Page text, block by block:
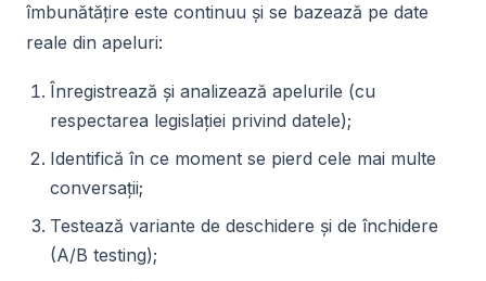
îmbunătățire este continuu și se bazează pe date
reale din apeluri:
Înregistrează și analizează apelurile (cu
respectarea legislației privind datele);
Identifică în ce moment se pierd cele mai multe
conversații;
Testează variante de deschidere și de închidere
(A/B testing);